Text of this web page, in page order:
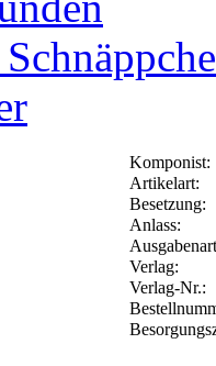
Komponist:
Artikelart:
Besetzung:
Anlass:
Verlag:
Verlag-Nr.: